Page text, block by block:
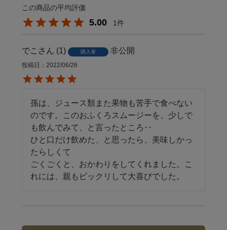
5.00 1
でこ 1 購入者 非公開
投稿日 2022/06/26
孫は、ジュース類また果物も苦手で食べない
のです。このおふくろスムージーを、少しで
も飲んでみて、と言ったところ‥
ひと口だけ飲めた、と思ったら、美味しかっ
たらしくて
ごくごくと、おかわりをしてくれました。こ
れには、親もビックリして大喜びでした。